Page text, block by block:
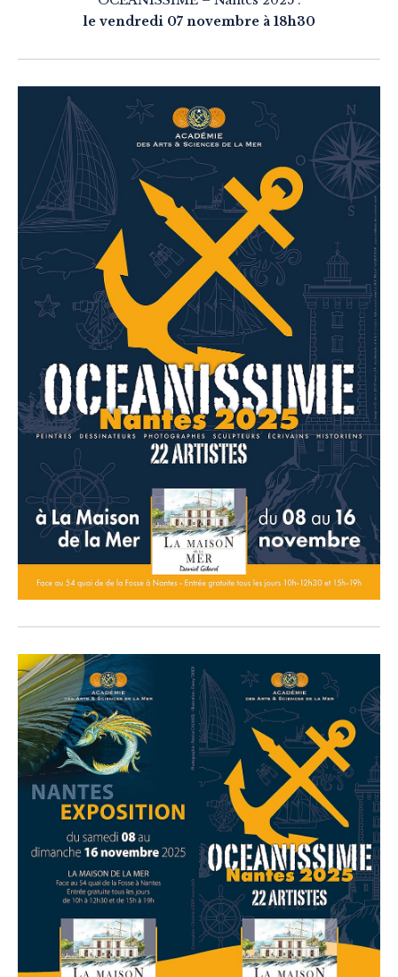
le vendredi 07 novembre à 18h30